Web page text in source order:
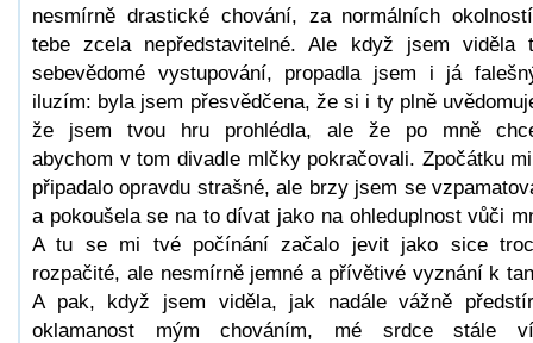
nesmírně drastické chování, za normálních
tebe zcela nepředstavitelné. Ale když jsem viděla
sebevědomé vystupování, propadla jsem i já
iluzím: byla jsem přesvědčena, že si i ty plně
že jsem tvou hru prohlédla, ale že po mně
abychom v tom divadle mlčky pokračovali. Zpočátku
připadalo opravdu strašné, ale brzy jsem se
a pokoušela se na to dívat jako na ohleduplnost vůči
A tu se mi tvé počínání začalo jevit jako sice
rozpačité, ale nesmírně jemné a přívětivé vyznání k
A pak, když jsem viděla, jak nadále vážně
oklamanost mým chováním, mé srdce stále